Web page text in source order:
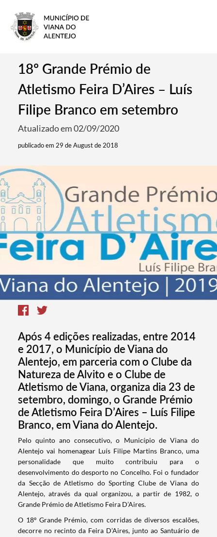
18º Grande Prémio de
Atletismo Feira D’Aires – Luís
Filipe Branco em setembro
Atualizado em 02/09/2020
publicado em 29 de August de 2018
Após 4 edições realizadas, entre 2014
e 2017, o Município de Viana do
Alentejo, em parceria com o Clube da
Natureza de Alvito e o Clube de
Atletismo de Viana, organiza dia 23 de
setembro, domingo, o Grande Prémio
de Atletismo Feira D’Aires – Luís Filipe
Branco, em Viana do Alentejo.
​Pelo quinto ano consecutivo, o Município de Viana do
Alentejo vai homenagear Luís Filipe Martins Branco, uma
personalidade que muito contribuiu para o
desenvolvimento do desporto no Concelho. Foi o fundador
da Secção de Atletismo do Sporting Clube de Viana do
Alentejo, através da qual organizou, a partir de 1982, o
Grande Prémio de Atletismo Feira D’Aires.
O 18º Grande Prémio, com corridas de diversos escalões,
decorre no recinto da Feira D’Aires, junto ao Santuário de